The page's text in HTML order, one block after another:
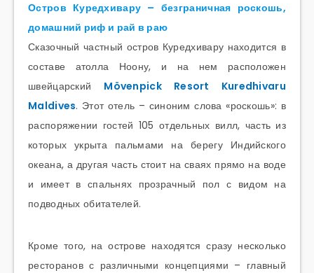
Остров Куредхивару – безграничная роскошь,
домашний риф и рай в раю
Сказочный частный остров Куредхивару находится в
составе атолла Ноону, и на нем расположен
швейцарский Mövenpick Resort Kuredhivaru
Maldives. Этот отель – синоним слова «роскошь»: в
распоряжении гостей 105 отдельных вилл, часть из
которых укрыта пальмами на берегу Индийского
океана, а другая часть стоит на сваях прямо на воде
и имеет в спальнях прозрачный пол с видом на
подводных обитателей.
Кроме того, на острове находятся сразу несколько
ресторанов с различными концепциями – главный